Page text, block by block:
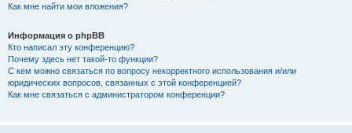
Как мне найти мои вложения?
Информация о phpBB
Кто написал эту конференцию?
Почему здесь нет такой-то функции?
С кем можно связаться по вопросу некорректного использования и/или
юридических вопросов, связанных с этой конференцией?
Как мне связаться с администратором конференции?